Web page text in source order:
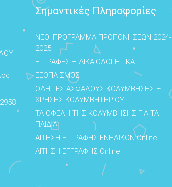
Σημαντικές Πληροφορίες
NEO! ΠΡΟΓΡΑΜΜΑ ΠΡΟΠΟΝΗΣΕΩΝ 2024-
2025
ΕΓΓΡΑΦΕΣ – ΔΙΚΑΙΟΛΟΓΗΤΙΚΑ
ΕΞΟΠΛΙΣΜΟΣ
ΟΔΗΓΙΕΣ ΑΣΦΑΛΟΥΣ ΚΟΛΥΜΒΗΣΗΣ –
ΧΡΗΣΗΣ ΚΟΛΥΜΒΗΤΗΡΙΟΥ
ΤΑ ΟΦΕΛΗ ΤΗΣ ΚΟΛΥΜΒΗΣΗΣ ΓΙΑ ΤΑ
ΠΑΙΔΙΑ
ΑΙΤΗΣΗ ΕΓΓΡΑΦΗΣ ΕΝΗΛΙΚΩΝ Online
ΑΙΤΗΣΗ ΕΓΓΡΑΦΗΣ Online